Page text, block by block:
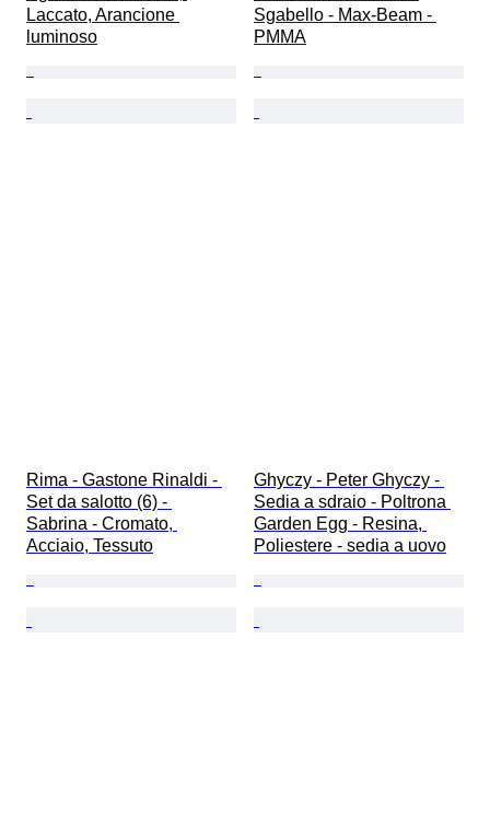
Laccato, Arancione
luminoso
Sgabello - Max-Beam -
PMMA
Rima - Gastone Rinaldi -
Set da salotto (6) -
Sabrina - Cromato,
Acciaio, Tessuto
Ghyczy - Peter Ghyczy -
Sedia a sdraio - Poltrona
Garden Egg - Resina,
Poliestere - sedia a uovo